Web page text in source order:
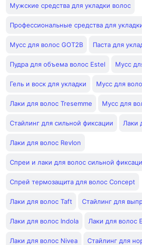
Мужские средства для укладки волос
Профессиональные средства для
Мусс для волос GOT2B Паста для
Пудра для объема волос Estel Мусс
Гель и воск для укладки Мусс для
Лаки для волос Tresemme Мусс для
Стайлинг для сильной фиксации Лаки
Лаки для волос Revlon
Спреи и лаки для волос сильной
Спрей термозащита для волос Concept
Лаки для волос Taft Стайлинг для
Лаки для волос Indola Лаки для волос
Лаки для волос Nivea Стайлинг для